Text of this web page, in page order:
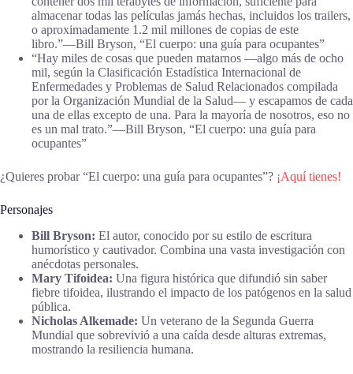
almacenar todas las películas jamás hechas, incluidos los trailers,
o aproximadamente 1.2 mil millones de copias de este
libro.”―Bill Bryson, “El cuerpo: una guía para ocupantes”
“Hay miles de cosas que pueden matarnos —algo más de ocho
mil, según la Clasificación Estadística Internacional de
Enfermedades y Problemas de Salud Relacionados compilada
por la Organización Mundial de la Salud— y escapamos de cada
una de ellas excepto de una. Para la mayoría de nosotros, eso no
es un mal trato.”―Bill Bryson, “El cuerpo: una guía para
ocupantes”
¿Quieres probar “El cuerpo: una guía para ocupantes”? ¡Aquí tienes!
Personajes
Bill Bryson: El autor, conocido por su estilo de escritura
humorístico y cautivador. Combina una vasta investigación con
anécdotas personales.
Mary Tifoidea: Una figura histórica que difundió sin saber
fiebre tifoidea, ilustrando el impacto de los patógenos en la salud
pública.
Nicholas Alkemade: Un veterano de la Segunda Guerra
Mundial que sobrevivió a una caída desde alturas extremas,
mostrando la resiliencia humana.